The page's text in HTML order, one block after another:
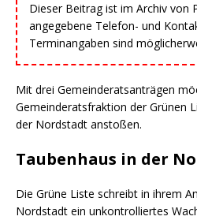
Dieser Beitrag ist im Archiv von
angegebene Telefon- und
Terminangaben sind
Mit drei Gemeinderatsanträgen
Gemeinderatsfraktion der Grünen
der Nordstadt anstoßen.
Taubenhaus in der
Die Grüne Liste schreibt in ihrem
Nordstadt ein unkontrolliertes